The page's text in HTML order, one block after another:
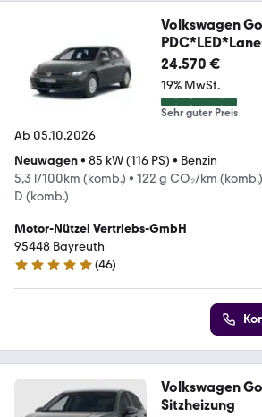
Volkswagen
24.570 €
19% MwSt.
Sehr guter Preis
Ab 05.10.2026
Neuwagen• 85 kW (116 PS) • Benzin
5,3 l/100km (komb.) • 122 g CO₂/km (komb.)
D (komb.)
Motor-Nützel Vertriebs-GmbH
95448 Bayreuth
4.9 Sterne
(46)
Volkswagen
Sitzheizung